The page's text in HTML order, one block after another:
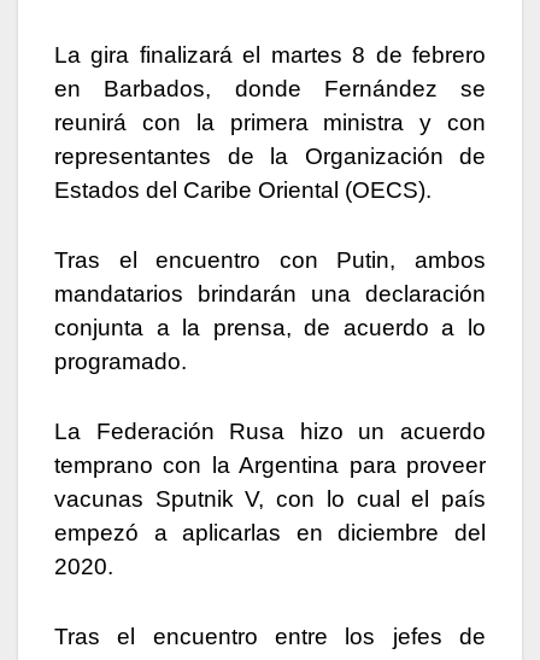
La gira finalizará el martes 8 de febrero
en Barbados, donde Fernández se
reunirá con la primera ministra y con
representantes de la Organización de
Estados del Caribe Oriental (OECS).
Tras el encuentro con Putin, ambos
mandatarios brindarán una declaración
conjunta a la prensa, de acuerdo a lo
programado.
La Federación Rusa hizo un acuerdo
temprano con la Argentina para proveer
vacunas Sputnik V, con lo cual el país
empezó a aplicarlas en diciembre del
2020.
Tras el encuentro entre los jefes de